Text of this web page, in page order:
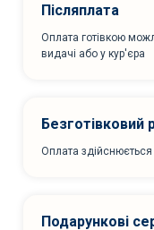
Післяплата
Оплата готівкою
видачі або у кур'єра
Безготівковий
Оплата здійснюється
Подарункові